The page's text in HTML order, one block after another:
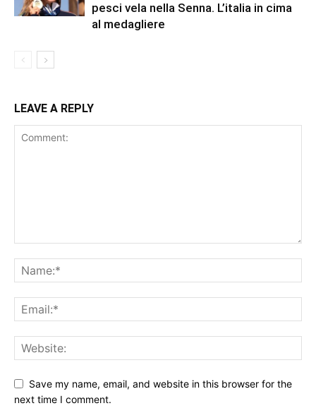
pesci vela nella Senna. L’italia in cima
al medagliere
LEAVE A REPLY
Save my name, email, and website in this browser for the
next time I comment.